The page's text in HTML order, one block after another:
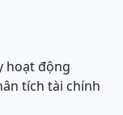
hoạt động
tích tài chính